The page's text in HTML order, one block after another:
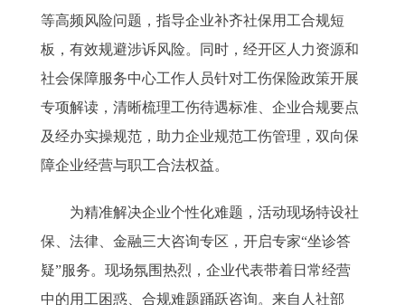
等高频风险问题，指导企业补齐社保用工合规短
板，有效规避涉诉风险。同时，经开区人力资源和
社会保障服务中心工作人员针对工伤保险政策开展
专项解读，清晰梳理工伤待遇标准、企业合规要点
及经办实操规范，助力企业规范工伤管理，双向保
障企业经营与职工合法权益。
为精准解决企业个性化难题，活动现场特设社
保、法律、金融三大咨询专区，开启专家“坐诊答
疑”服务。现场氛围热烈，企业代表带着日常经营
中的用工困惑、合规难题踊跃咨询。来自人社部